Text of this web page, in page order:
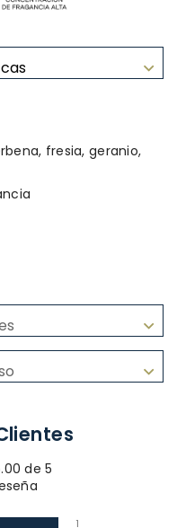
fresia, geranio,
de 5
1